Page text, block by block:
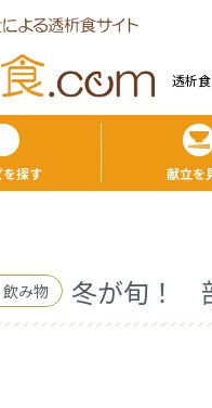
透析
を探す 献立を
み物 冬が旬！